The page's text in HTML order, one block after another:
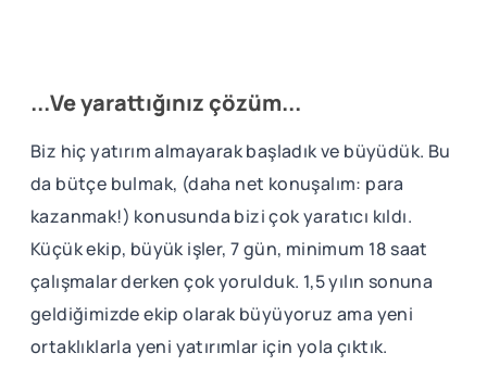
...Ve yarattığınız çözüm...
Biz hiç yatırım almayarak başladık ve büyüdük. Bu
da bütçe bulmak, (daha net konuşalım: para
kazanmak!) konusunda bizi çok yaratıcı kıldı.
Küçük ekip, büyük işler, 7 gün, minimum 18 saat
çalışmalar derken çok yorulduk. 1,5 yılın sonuna
geldiğimizde ekip olarak büyüyoruz ama yeni
ortaklıklarla yeni yatırımlar için yola çıktık.